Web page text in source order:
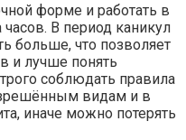
форме и работать в
В период каникул
больше, что позволяет
и лучше понять
соблюдать правила
видам и в
иначе можно потерять